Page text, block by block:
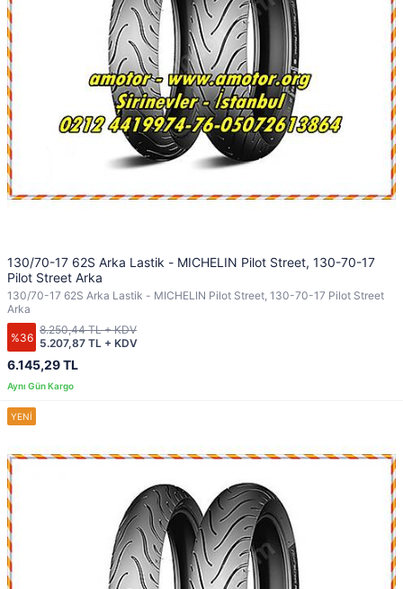
130/70-17 62S Arka Lastik - MICHELIN Pilot Street, 130-70-17
Pilot Street Arka
130/70-17 62S Arka Lastik - MICHELIN Pilot Street, 130-70-17 Pilot Street
Arka
%36
6.145,29 TL
5.207,87 TL + KDV
8.250,44 TL + KDV